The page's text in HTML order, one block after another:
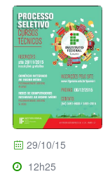
29/10/15
12h25